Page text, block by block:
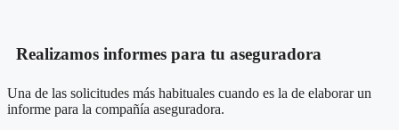
Realizamos informes para tu aseguradora
Una de las solicitudes más habituales cuando es la de elaborar un
informe para la compañía aseguradora.